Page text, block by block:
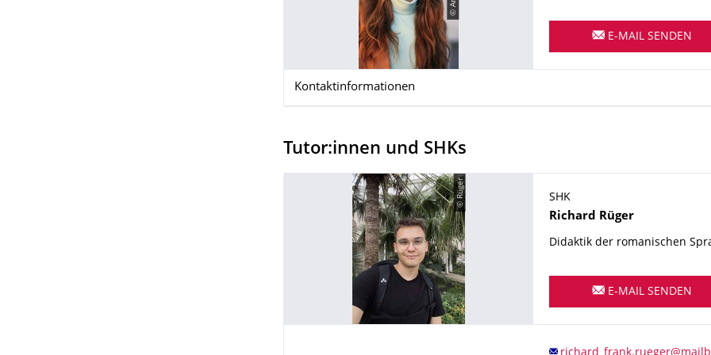
E-MAIL SENDEN
Kontaktinformationen
Tutor:innen und SHKs
© Rüger
SHK
Name
Richard Rüger
Didaktik der romanischen
E-MAIL SENDEN